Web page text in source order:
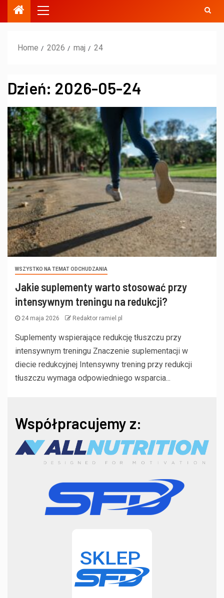
Home 2026 maj 24
Dzień: 2026-05-24
WSZYSTKO NA TEMAT ODCHUDZANIA
Jakie suplementy warto stosować przy
intensywnym treningu na redukcji?
24 maja 2026 Redaktor ramiel.pl
Suplementy wspierające redukcję tłuszczu przy
intensywnym treningu Znaczenie suplementacji w
diecie redukcyjnej Intensywny trening przy redukcji
tłuszczu wymaga odpowiedniego wsparcia...
Współpracujemy z: